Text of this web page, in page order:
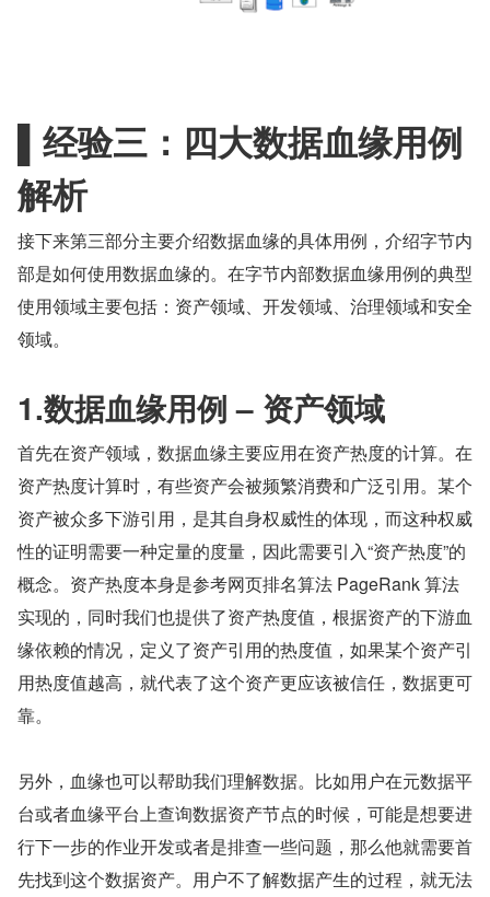
▌经验三：四大数据血缘用例
解析
接下来第三部分主要介绍数据血缘的具体用例，介绍字节内
部是如何使用数据血缘的。在字节内部数据血缘用例的典型
使用领域主要包括：资产领域、开发领域、治理领域和安全
领域。
1.数据血缘用例 – 资产领域
首先在资产领域，数据血缘主要应用在资产热度的计算。在
资产热度计算时，有些资产会被频繁消费和广泛引用。某个
资产被众多下游引用，是其自身权威性的体现，而这种权威
性的证明需要一种定量的度量，因此需要引入“资产热度”的
概念。资产热度本身是参考网页排名算法 PageRank 算法
实现的，同时我们也提供了资产热度值，根据资产的下游血
缘依赖的情况，定义了资产引用的热度值，如果某个资产引
用热度值越高，就代表了这个资产更应该被信任，数据更可
靠。
另外，血缘也可以帮助我们理解数据。比如用户在元数据平
台或者血缘平台上查询数据资产节点的时候，可能是想要进
行下一步的作业开发或者是排查一些问题，那么他就需要首
先找到这个数据资产。用户不了解数据产生的过程，就无法